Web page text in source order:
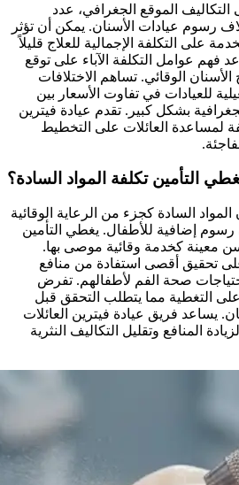
الموقع الجغرافي، عدد
رسوم عيادات الأسنان. يمكن أن تؤثر
على التكلفة الإجمالية للعلاج قليلاً
فهم عوامل التكلفة الآباء على توقع
الأسنان الوقائي. تساهم الاختلافات
للعيادات في تفاوت الأسعار بين
بشكل كبير. تقدم عيادة فيترين
لمساعدة العائلات على التخطيط
التأمين تكلفة المواد السادة؟
السادة كجزء من الرعاية الوقائية
إضافية للأطفال. يغطي التأمين
معينة كخدمة وقائية موصى بها.
على تحقيق أقصى استفادة من منافع
صحة الفم لأطفالهم. تفرض
التغطية مما يتطلب التحقق قبل
يساعد فريق عيادة فيترين العائلات
المنافع وتقليل التكاليف النثرية